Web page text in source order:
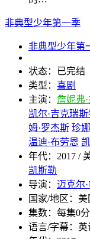
非典型少年第一季
非典型少年第
状态： 已完结
类型： 喜剧
主演： 詹妮弗
凯尔·吉克瑞
姆·罗杰斯 珍
温迪·布劳恩
年代： 2017 /
凯斯勒
导演： 迈克尔
国家/地区： 美
集数： 每集0
语言/字幕： 英